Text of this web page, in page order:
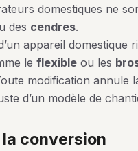
domestiques ne
des cendres.
appareil domestique
le flexible ou les
modification annule
d’un modèle de
la conversion